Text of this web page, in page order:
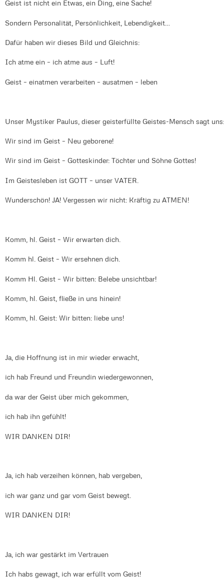
Geist ist nicht ein Etwas, ein Ding, eine Sache!
Sondern Personalität, Persönlichkeit, Lebendigkeit…
Dafür haben wir dieses Bild und Gleichnis:
Ich atme ein – ich atme aus – Luft!
Geist – einatmen verarbeiten – ausatmen – leben
Unser Mystiker Paulus, dieser geisterfüllte Geistes-Mensch sagt uns:
Wir sind im Geist – Neu geborene!
Wir sind im Geist – Gotteskinder: Töchter und Söhne Gottes!
Im Geistesleben ist GOTT – unser VATER.
Wunderschön! JA! Vergessen wir nicht: Kräftig zu ATMEN!
Komm, hl. Geist – Wir erwarten dich.
Komm hl. Geist – Wir ersehnen dich.
Komm Hl. Geist – Wir bitten: Belebe unsichtbar!
Komm, hl. Geist, fließe in uns hinein!
Komm, hl. Geist: Wir bitten: liebe uns!
Ja, die Hoffnung ist in mir wieder erwacht,
ich hab Freund und Freundin wiedergewonnen,
da war der Geist über mich gekommen,
ich hab ihn gefühlt!
WIR DANKEN DIR!
Ja, ich hab verzeihen können, hab vergeben,
ich war ganz und gar vom Geist bewegt.
WIR DANKEN DIR!
Ja, ich war gestärkt im Vertrauen
Ich habs gewagt, ich war erfüllt vom Geist!